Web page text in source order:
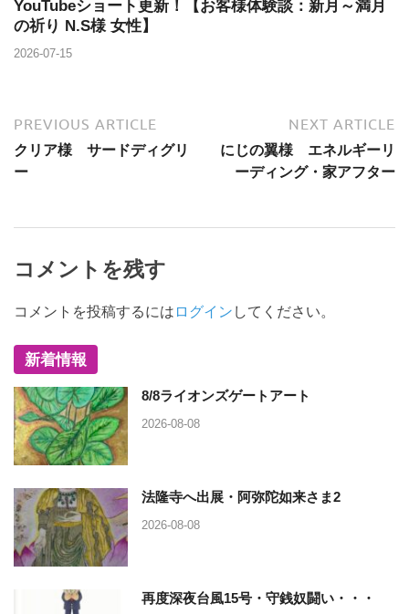
YouTubeショート更新！【お客様体験談：新月～満月
の祈り N.S様 女性】
2026-07-15
PREVIOUS ARTICLE
クリア様 サードディグリ
ー
NEXT ARTICLE
にじの翼様 エネルギーリ
ーディング・家アフター
コメントを残す
コメントを投稿するには ログイン してください。
新着情報
8/8ライオンズゲートアート
2026-08-08
法隆寺へ出展・阿弥陀如来さま2
2026-08-08
再度深夜台風15号・守銭奴闘い・・・